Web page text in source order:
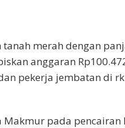
merah dengan
anggaran
pekerja jembatan di rk
Makmur pada pencairan